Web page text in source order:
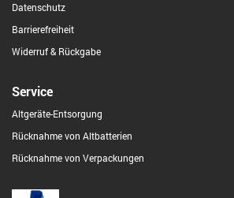
Datenschutz
Barrierefreiheit
Widerruf & Rückgabe
Service
Altgeräte-Entsorgung
Rücknahme von Altbatterien
Rücknahme von Verpackungen